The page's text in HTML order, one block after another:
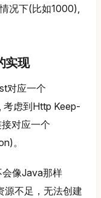
况下(比如1000),
实现
对应一个
虑到Http Keep-
对应一个
。
像Java那样
源不足，无法创建